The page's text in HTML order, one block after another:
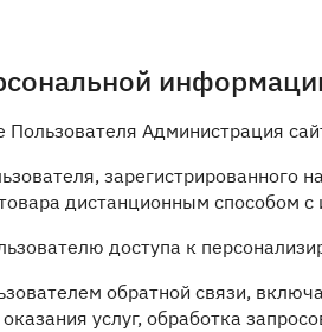
Администрация
зарегистрированного
дистанционным способом
доступа к
обратной связи,
услуг, обработка